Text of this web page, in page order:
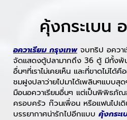
คุ้งกระเบน
อควาเรียม กรุงเทพจบทริป อควาเ
จัดแสดงตู้ปลามากถึง 36 ตู้ มีทั้งพั
อื่นๆที่เราไม่เคยเห็น และที่ขาดไม่ได้
ชมฝูงปลาว่ายไปมาได้เพลินๆแบบสุ
มือนอควาเรียมอื่นๆ แต่เป็นพิพิธภั
ครอบครัว ก๊วนเพื่อน หรือแฟนไปเ
บรรยากาศน่ารักไปอีกแบบ คุ้งกระเ